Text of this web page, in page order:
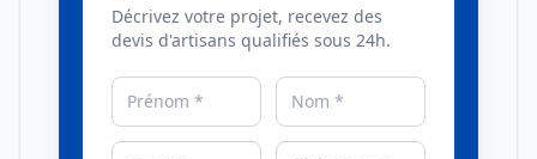
Décrivez votre projet, recevez des
devis d'artisans qualifiés sous 24h.